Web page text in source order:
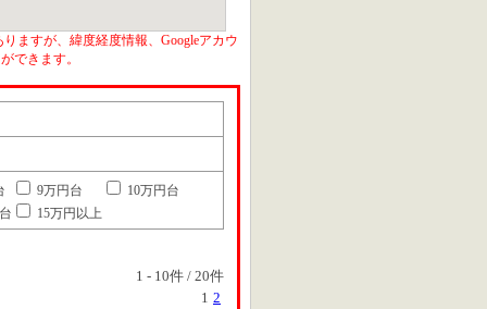
ますが、緯度経度情報、Googleアカウ
できます。
9万円台
10万円台
15万円以上
1 - 10件 / 20件
1 2